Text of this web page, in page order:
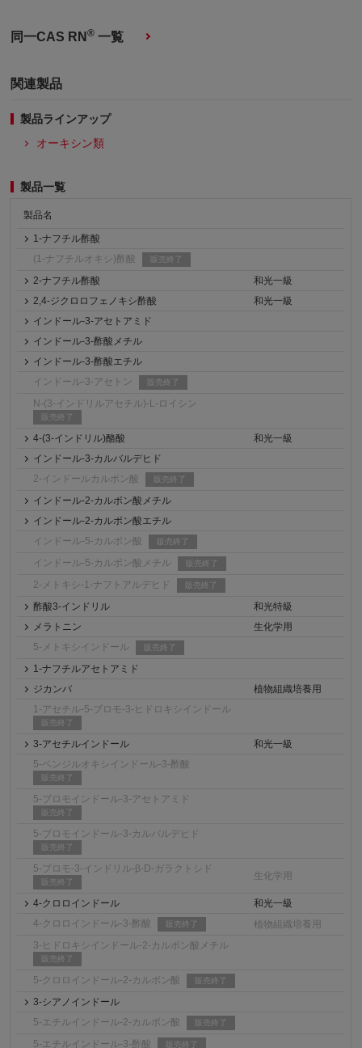
同一CAS RN® 一覧
関連製品
製品ラインアップ
オーキシン類
製品一覧
製品名
1-ナフチル酢酸
(1-ナフチルオキシ)酢酸
販売終了
2-ナフチル酢酸
和光一級
2,4-ジクロロフェノキシ酢酸
和光一級
インドール-3-アセトアミド
インドール-3-酢酸メチル
インドール-3-酢酸エチル
インドール-3-アセトン
販売終了
N-(3-インドリルアセチル)-L-ロイシン
販売終了
4-(3-インドリル)酪酸
和光一級
インドール-3-カルバルデヒド
2-インドールカルボン酸
販売終了
インドール-2-カルボン酸メチル
インドール-2-カルボン酸エチル
インドール-5-カルボン酸
販売終了
インドール-5-カルボン酸メチル 販売終了
2-メトキシ-1-ナフトアルデヒド 販売終了
酢酸3-インドリル
和光特級
メラトニン
生化学用
5-メトキシインドール
販売終了
1-ナフチルアセトアミド
ジカンバ
植物組織培養用
1-アセチル-5-ブロモ-3-ヒドロキシインドール
販売終了
3-アセチルインドール
和光一級
5-ベンジルオキシインドール-3-酢酸
販売終了
5-ブロモインドール-3-アセトアミド
販売終了
5-ブロモインドール-3-カルバルデヒド
販売終了
5-ブロモ-3-インドリル-β-D-ガラクトシド
販売終了
生化学用
4-クロロインドール
和光一級
4-クロロインドール-3-酢酸
販売終了
植物組織培養用
3-ヒドロキシインドール-2-カルボン酸メチル
販売終了
5-クロロインドール-2-カルボン酸 販売終了
3-シアノインドール
5-エチルインドール-2-カルボン酸
販売終了
5-エチルインドール-3-酢酸 販売終了